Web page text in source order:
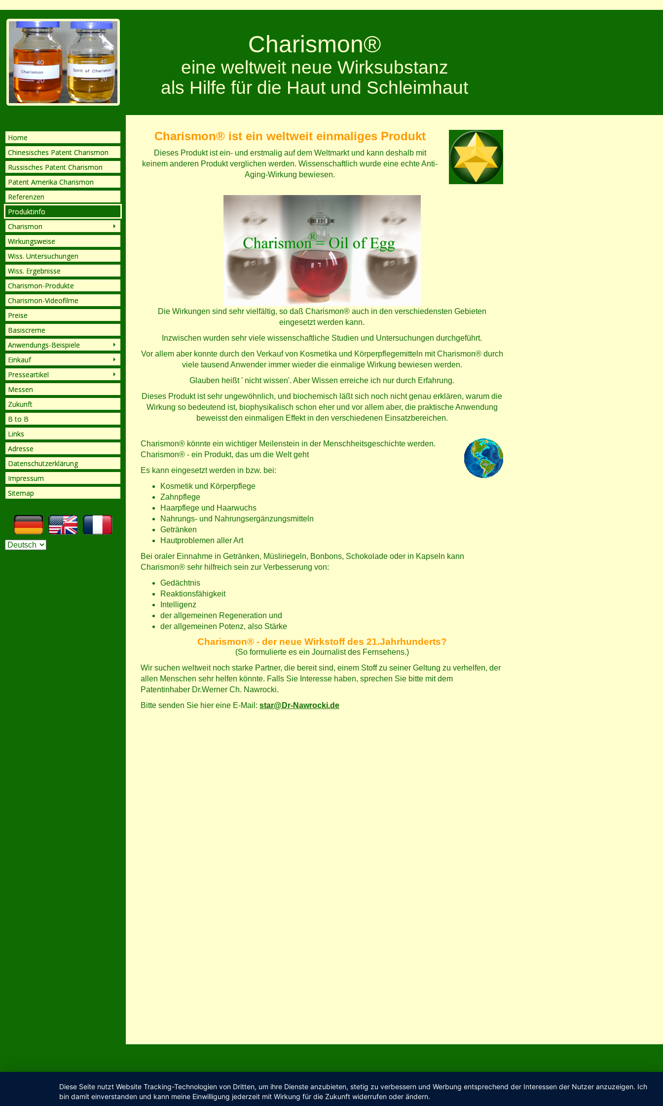
Charismon®
eine weltweit neue Wirksubstanz
als Hilfe für die Haut und Schleimhaut
Home
Chinesisches Patent Charismon
Russisches Patent Charismon
Patent Amerika Charismon
Referenzen
Produktinfo
Charismon
Wirkungsweise
Wiss. Untersuchungen
Wiss. Ergebnisse
Charismon-Produkte
Charismon-Videofilme
Preise
Basiscreme
Anwendungs-Beispiele
Einkauf
Presseartikel
Messen
Zukunft
B to B
Links
Adresse
Datenschutzerklärung
Impressum
Sitemap
Charismon® ist ein weltweit einmaliges Produkt
Dieses Produkt ist ein- und erstmalig auf dem Weltmarkt und kann deshalb mit
keinem anderen Produkt verglichen werden. Wissenschaftlich wurde eine echte Anti-
Aging-Wirkung bewiesen.
Die Wirkungen sind sehr vielfältig, so daß Charismon® auch in den verschiedensten Gebieten
eingesetzt werden kann.
Inzwischen wurden sehr viele wissenschaftliche Studien und Untersuchungen durchgeführt.
Vor allem aber konnte durch den Verkauf von Kosmetika und Körperpflegemitteln mit Charismon® durch
viele tausend Anwender immer wieder die einmalige Wirkung bewiesen werden.
Glauben heißt ' nicht wissen'. Aber Wissen erreiche ich nur durch Erfahrung.
Dieses Produkt ist sehr ungewöhnlich, und biochemisch läßt sich noch nicht genau erklären, warum die
Wirkung so bedeutend ist, biophysikalisch schon eher und vor allem aber, die praktische Anwendung
beweisst den einmaligen Effekt in den verschiedenen Einsatzbereichen.
Charismon® könnte ein wichtiger Meilenstein in der Menschheitsgeschichte werden.
Charismon® - ein Produkt, das um die Welt geht
Es kann eingesetzt werden in bzw. bei:
Kosmetik und Körperpflege
Zahnpflege
Haarpflege und Haarwuchs
Nahrungs- und Nahrungsergänzungsmitteln
Getränken
Hautproblemen aller Art
Bei oraler Einnahme in Getränken, Müsliriegeln, Bonbons, Schokolade oder in Kapseln kann
Charismon® sehr hilfreich sein zur Verbesserung von:
Gedächtnis
Reaktionsfähigkeit
Intelligenz
der allgemeinen Regeneration und
der allgemeinen Potenz, also Stärke
Charismon® - der neue Wirkstoff des 21.Jahrhunderts?
(So formulierte es ein Journalist des Fernsehens.)
Wir suchen weltweit noch starke Partner, die bereit sind, einem Stoff zu seiner Geltung zu verhelfen, der
allen Menschen sehr helfen könnte. Falls Sie Interesse haben, sprechen Sie bitte mit dem
Patentinhaber Dr.Werner Ch. Nawrocki.
Bitte senden Sie hier eine E-Mail: star@Dr-Nawrocki.de
Diese Seite nutzt Website Tracking-Technologien von Dritten, um ihre Dienste anzubieten, stetig zu verbessern und Werbung entsprechend der Interessen der Nutzer anzuzeigen. Ich
bin damit einverstanden und kann meine Einwilligung jederzeit mit Wirkung für die Zukunft widerrufen oder ändern.